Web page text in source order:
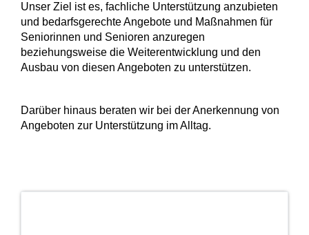
Unser Ziel ist es, fachliche Unterstützung anzubieten
und bedarfsgerechte Angebote und Maßnahmen für
Seniorinnen und Senioren anzuregen
beziehungsweise die Weiterentwicklung und den
Ausbau von diesen Angeboten zu unterstützen.
Darüber hinaus beraten wir bei der Anerkennung von
Angeboten zur Unterstützung im Alltag.